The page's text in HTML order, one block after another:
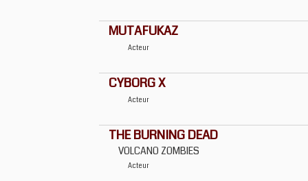
MUTAFUKAZ
Acteur
CYBORG X
Acteur
THE BURNING DEAD
VOLCANO ZOMBIES
Acteur